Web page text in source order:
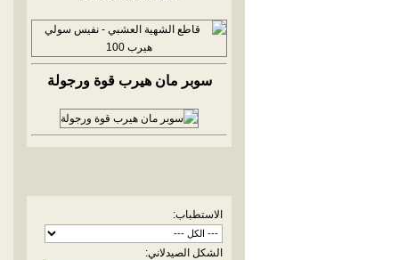
سوبر مان هيرب قوة ورجولة
الاستطباب:
الشكل الصيدلاني: